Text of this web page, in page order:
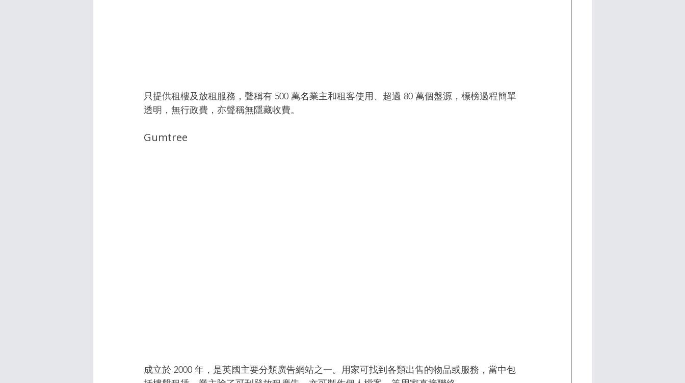
只提供租樓及放租服務，聲稱有 500 萬名業主和租客使用、超過 80 萬個盤源，標榜過程簡單
透明，無行政費，亦聲稱無隱藏收費。
Gumtree
成立於 2000 年，是英國主要分類廣告網站之一。用家可找到各類出售的物品或服務，當中包